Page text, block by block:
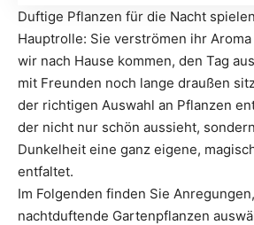
Duftige Pflanzen für die Nacht
Hauptrolle: Sie verströmen ihr
wir nach Hause kommen, den Tag
mit Freunden noch lange draußen
der richtigen Auswahl an Pflanzen
der nicht nur schön aussieht,
Dunkelheit eine ganz eigene,
entfaltet.
Im Folgenden finden Sie
nachtduftende Gartenpflanzen